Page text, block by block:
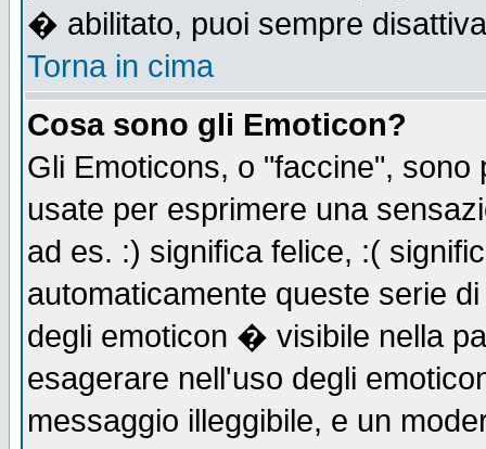
� abilitato, puoi sempre
Torna in cima
Cosa sono gli Emoticon?
Gli Emoticons, o "faccine",
usate per esprimere una
ad es. :) significa felice, :(
automaticamente queste serie
degli emoticon � visibile nella
esagerare nell'uso degli
messaggio illeggibile, e un